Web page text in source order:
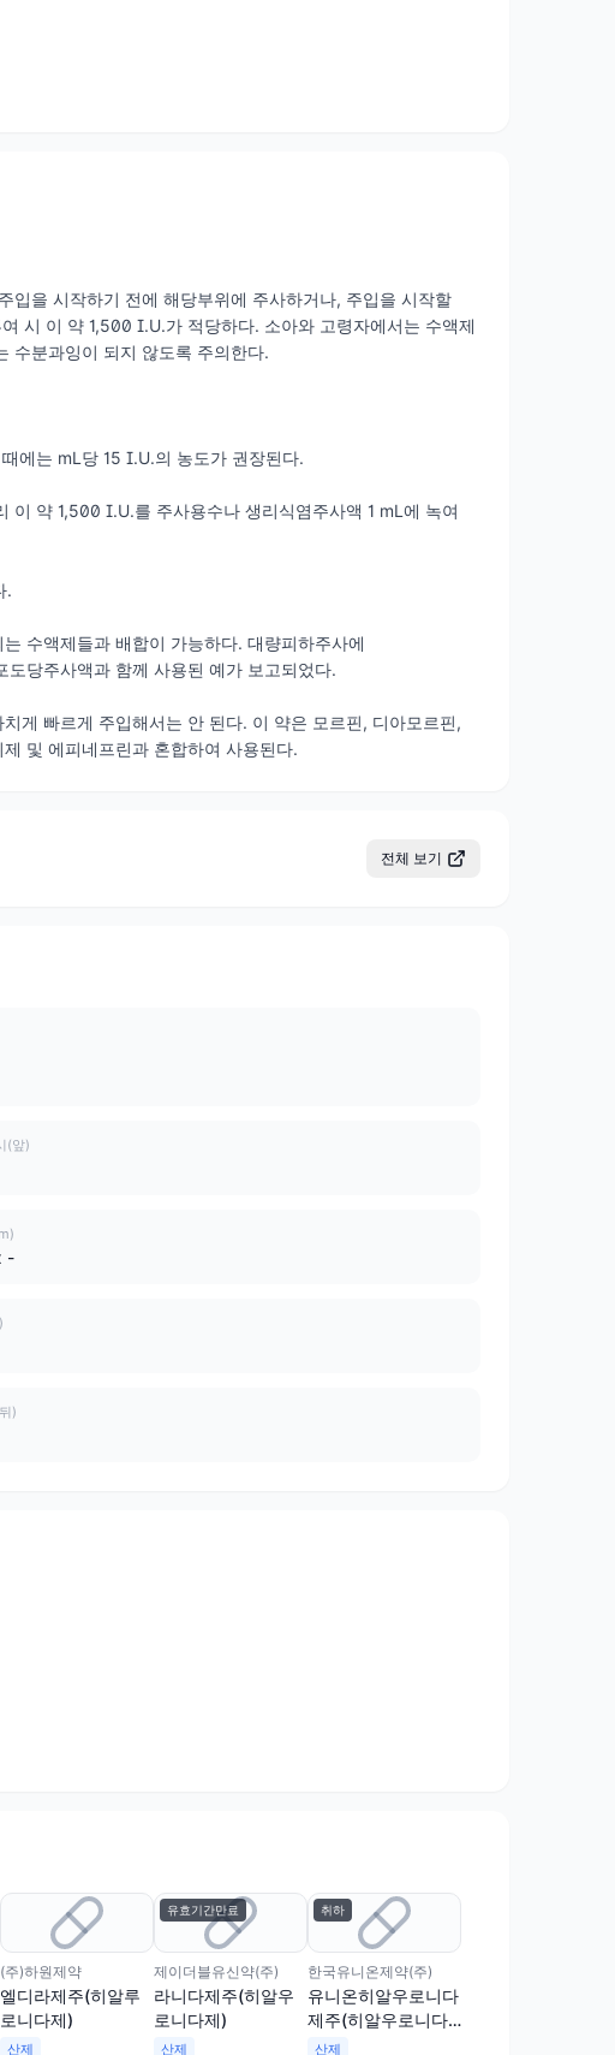
을 시작하기 전에 해당부위에 주사하거나, 주입을 시작할
시 이 약 1,500 I.U.가 적당하다. 소아와 고령자에서는 수액제
수분과잉이 되지 않도록 주의한다.
에는 mL당 15 I.U.의 농도가 권장된다.
약 1,500 I.U.를 주사용수나 생리식염주사액 1 mL에 녹여
.
수액제들과 배합이 가능하다. 대량피하주사에
당주사액과 함께 사용된 예가 보고되었다.
게 빠르게 주입해서는 안 된다. 이 약은 모르핀, 디아모르핀,
및 에피네프린과 혼합하여 사용된다.
전체 보기
(앞)
-
)
(주)하원제약
엘디라제주(히알루
로니다제)
산제
유효기간만료
제이더블유신약(주)
라니다제주(히알우
로니다제)
산제
취하
한국유니온제약(주)
유니온히알우로니다
제주(히알우로니다
제)[수출용]
산제